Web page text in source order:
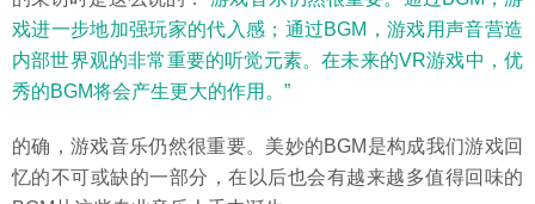
戏进一步地加强玩家的代入感；通过BGM，游戏用声音营造
内部世界观的非常重要的听觉元素。在未来的VR游戏中，优
秀的BGM将会产生更大的作用。”
的确，游戏音乐仍然很重要。美妙的BGM是构成我们游戏回
忆的不可或缺的一部分，在以后也会有越来越多值得回味的